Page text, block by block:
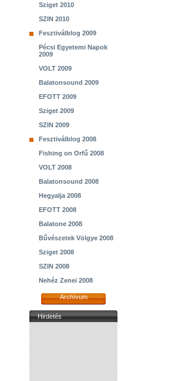
Sziget 2010
SZIN 2010
Fesztiválblog 2009
Pécsi Egyetemi Napok
2009
VOLT 2009
Balatonsound 2009
EFOTT 2009
Sziget 2009
SZIN 2009
Fesztiválblog 2008
Fishing on Orfű 2008
VOLT 2008
Balatonsound 2008
Hegyalja 2008
EFOTT 2008
Balatone 2008
Bűvészetek Völgye 2008
Sziget 2008
SZIN 2008
Nehéz Zenei 2008
Archívum
Hirdetés